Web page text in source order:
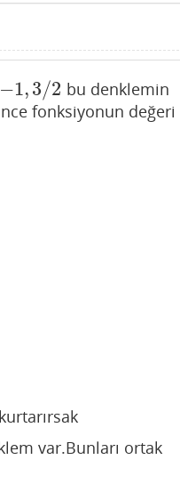
−1,3/2
−1,3 /2
bu denklemin
fonksiyonun değeri
var.Bunları ortak